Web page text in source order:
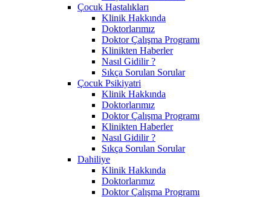
Çocuk Hastalıkları
Klinik Hakkında
Doktorlarımız
Doktor Çalışma Programı
Klinikten Haberler
Nasıl Gidilir ?
Sıkça Sorulan Sorular
Çocuk Psikiyatri
Klinik Hakkında
Doktorlarımız
Doktor Çalışma Programı
Klinikten Haberler
Nasıl Gidilir ?
Sıkça Sorulan Sorular
Dahiliye
Klinik Hakkında
Doktorlarımız
Doktor Çalışma Programı